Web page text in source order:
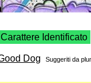
Carattere Identificato
Dog Suggeriti da